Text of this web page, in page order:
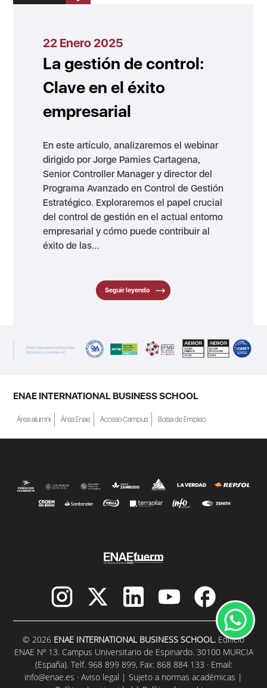
22 Enero 2025
La gestión de control:
Clave en el éxito
empresarial
En este artículo, analizaremos el webinar
dirigido por Jorge Pamies Cartagena,
Senior Controller Manager y director del
Programa Avanzado en Control de Gestión
Estratégico. Exploraremos el papel crucial
del control de gestión en el actual entorno
empresarial y cómo puede contribuir al
éxito de las...
Seguir leyendo
ENAE INTERNATIONAL BUSINESS SCHOOL
Área alumni Área Enae Acceso Campus Bolsa de Empleo
© 2026 ENAE INTERNATIONAL BUSINESS SCHOOL. Edificio
ENAE Nº 13. Campus Universitario de Espinardo. 30100 MURCIA
(España). Telf. 968 899 899, Fax: 868 884 133 · Email:
info@enae.es · Aviso legal | Sujeto a normas académicas |